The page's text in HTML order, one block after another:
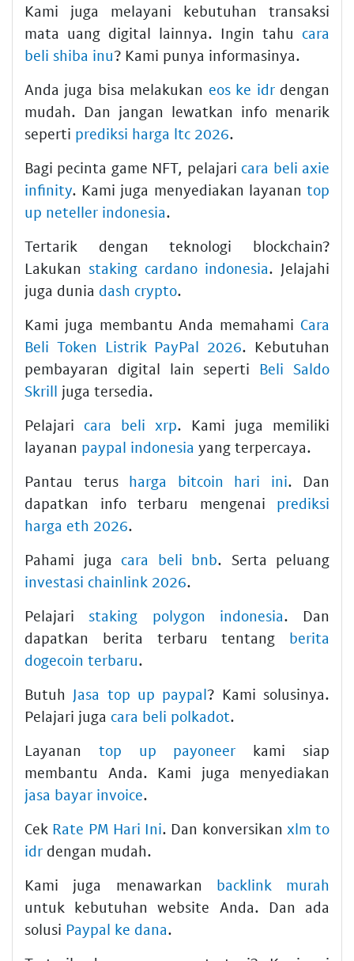
Kami juga melayani kebutuhan transaksi
mata uang digital lainnya. Ingin tahu cara
beli shiba inu? Kami punya informasinya.
Anda juga bisa melakukan eos ke idrdengan
mudah. Dan jangan lewatkan info menarik
seperti prediksi harga ltc 2026.
Bagi pecinta game NFT, pelajari cara beli axie
infinity. Kami juga menyediakan layanan top
up neteller indonesia.
Tertarik dengan teknologi blockchain?
Lakukan staking cardano indonesia. Jelajahi
juga dunia dash crypto.
Kami juga membantu Anda memahami Cara
Beli Token Listrik PayPal 2026. Kebutuhan
pembayaran digital lain seperti Beli Saldo
Skrill juga tersedia.
Pelajari cara beli xrp. Kami juga memiliki
layanan paypal indonesia yang terpercaya.
Pantau terus harga bitcoin hari ini. Dan
dapatkan info terbaru mengenai prediksi
harga eth 2026.
Pahami juga cara beli bnb. Serta peluang
investasi chainlink 2026.
Pelajari staking polygon indonesia. Dan
dapatkan berita terbaru tentang berita
dogecoin terbaru.
Butuh Jasa top up paypal? Kami solusinya.
Pelajari juga cara beli polkadot.
Layanan top up payoneer kami siap
membantu Anda. Kami juga menyediakan
jasa bayar invoice.
Cek Rate PM Hari Ini. Dan konversikan xlm to
idr dengan mudah.
Kami juga menawarkan backlink murah
untuk kebutuhan website Anda. Dan ada
solusi Paypal ke dana.